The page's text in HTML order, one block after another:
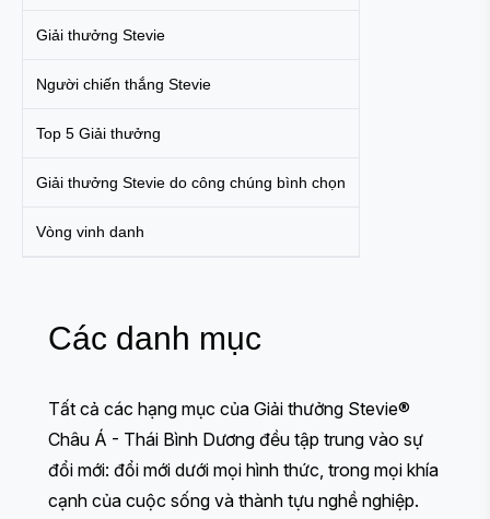
Giải thưởng Stevie
Người chiến thắng Stevie
Top 5 Giải thưởng
Giải thưởng Stevie do công chúng bình chọn
Vòng vinh danh
Các danh mục
Tất cả các hạng mục của Giải thưởng Stevie®
Châu Á - Thái Bình Dương đều tập trung vào sự
đổi mới: đổi mới dưới mọi hình thức, trong mọi khía
cạnh của cuộc sống và thành tựu nghề nghiệp.